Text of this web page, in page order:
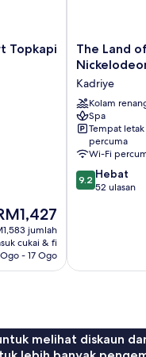
Topkapi
jumlah
cukai & fi
- 17 Ogo
The
Land
Legends
Nickelodeon
Hotels
Antalya
Kadriye
The Land
Kadriye
Kolam
Spa
Tempat
percuma
Wi-Fi
9.2
daripada
9.2 Hebat
52 ulasan
melihat diskaun